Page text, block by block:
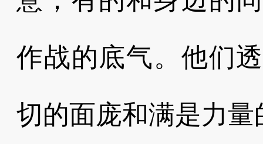
作战的底气。他们
切的面庞和满是力